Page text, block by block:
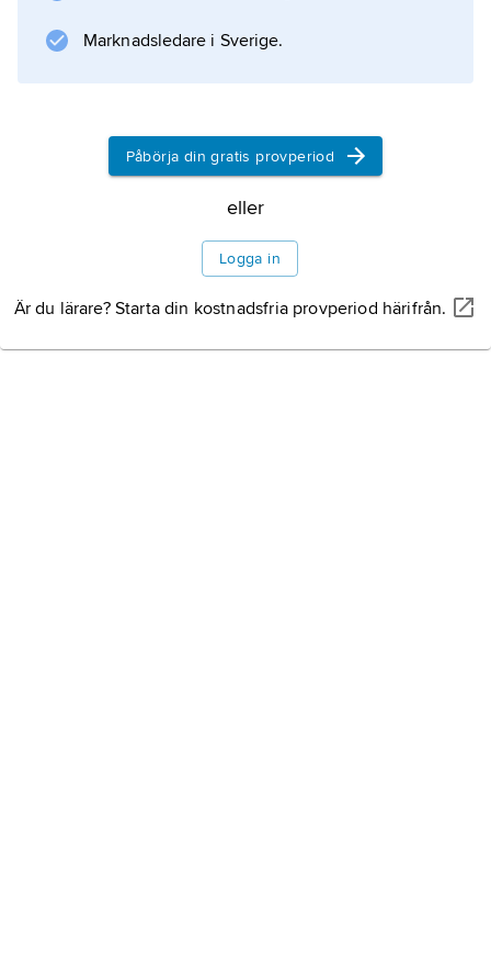
övning i handhavande av syrgassystem och
höjdflygutrustning.
Information om artikeln
Marknadsledare i Sverige.
Påbörja din gratis provperiod
eller
Logga in
Är du lärare? Starta din kostnadsfria provperiod härifrån.